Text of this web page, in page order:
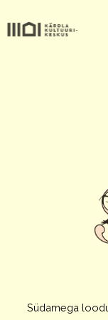
Südamega